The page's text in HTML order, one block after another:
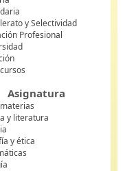
y Selectividad
Profesional
Asignatura
y literatura
y ética